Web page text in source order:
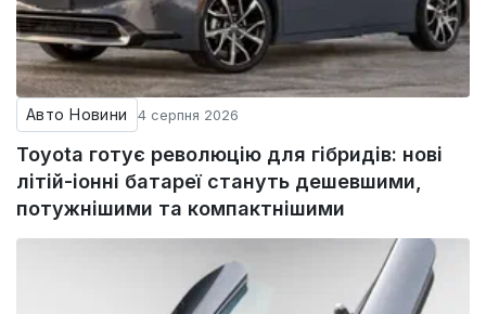
Авто Новини 4 серпня 2026
Toyota готує революцію для гібридів: нові
літій-іонні батареї стануть дешевшими,
потужнішими та компактнішими